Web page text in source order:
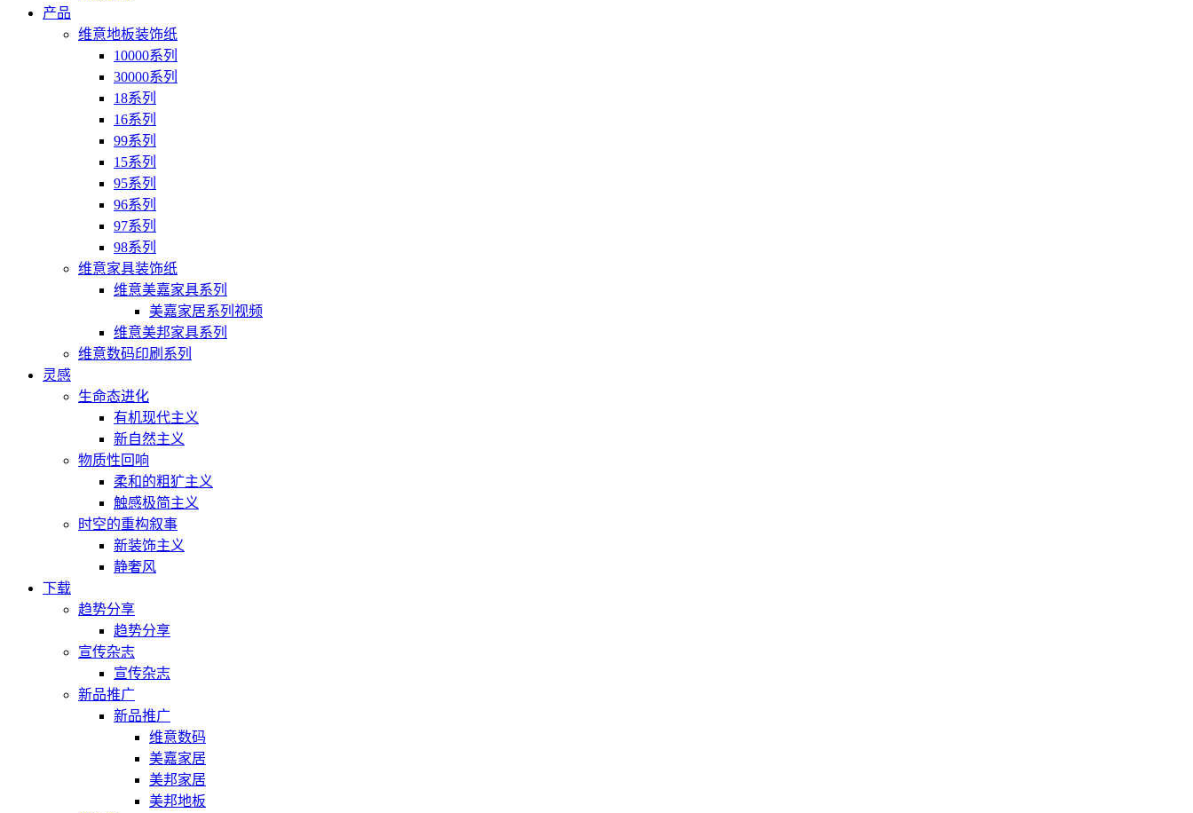
产品
维意地板装饰纸
10000系列
30000系列
18系列
16系列
99系列
15系列
95系列
96系列
97系列
98系列
维意家具装饰纸
维意美嘉家具系列
美嘉家居系列视频
维意美邦家具系列
维意数码印刷系列
灵感
生命态进化
有机现代主义
新自然主义
物质性回响
柔和的粗犷主义
触感极简主义
时空的重构叙事
新装饰主义
静奢风
下载
趋势分享
趋势分享
宣传杂志
宣传杂志
新品推广
新品推广
维意数码
美嘉家居
美邦家居
美邦地板